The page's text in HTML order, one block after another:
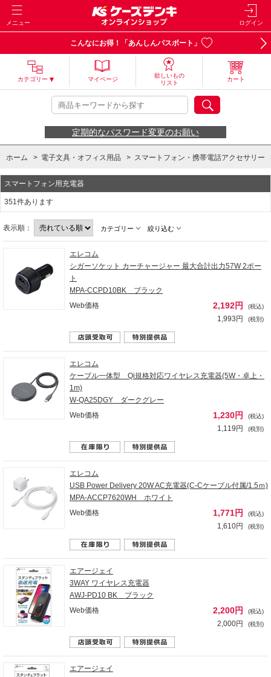
メニュー ログイン
こんなにお得！「あんしんパスポート」
カテゴリー マイページ
欲しいもの
リスト
カート
定期的なパスワード変更のお願い
ホーム > 電子文具・オフィス用品 > スマートフォン・携帯電話アクセサリー
スマートフォン用充電器
351件あります
表示順： カテゴリー 絞り込む
エレコム
シガーソケット カーチャージャー 最大合計出力57W 2ポー
ト
MPA-CCPD10BK ブラック
Web価格
2,192円 (税込)
1,993円 (税別)
エレコム
ケーブル一体型 Qi規格対応ワイヤレス充電器(5W・卓上・
1m)
W-QA25DGY ダークグレー
Web価格
1,230円 (税込)
1,119円 (税別)
エレコム
USB Power Delivery 20W AC充電器(C-Cケーブル付属/1.5ｍ)
MPA-ACCP7620WH ホワイト
Web価格
1,771円 (税込)
1,610円 (税別)
エアージェイ
3WAY ワイヤレス充電器
AWJ-PD10 BK ブラック
Web価格
2,200円 (税込)
2,000円 (税別)
エアージェイ